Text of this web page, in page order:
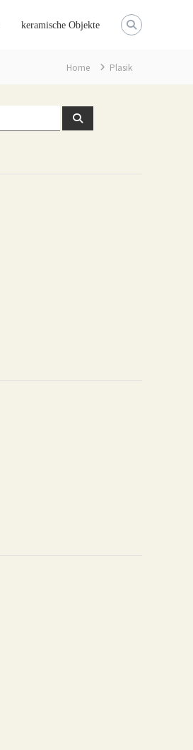
keramische Objekte
Home Plasik
Search